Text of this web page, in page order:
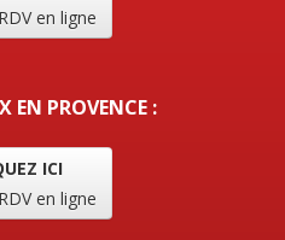
en ligne
PROVENCE :
ICI
en ligne